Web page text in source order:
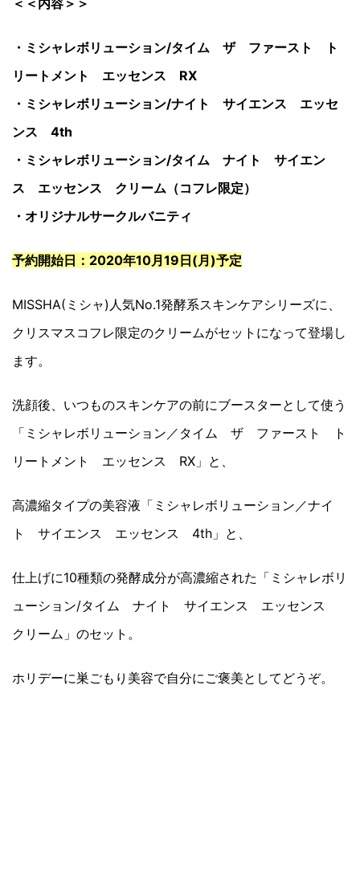
・ミシャレボリューション/タイム ザ ファースト ト
リートメント エッセンス RX
・ミシャレボリューション/ナイト サイエンス エッセ
ンス 4th
・ミシャレボリューション/タイム ナイト サイエン
ス エッセンス クリーム（コフレ限定）
・オリジナルサークルバニティ
予約開始日：2020年10月19日(月)予定
MISSHA(ミシャ)人気No.1発酵系スキンケアシリーズに、
クリスマスコフレ限定のクリームがセットになって登場し
ます。
洗顔後、いつものスキンケアの前にブースターとして使う
「ミシャレボリューション／タイム ザ ファースト ト
リートメント エッセンス RX」と、
高濃縮タイプの美容液「ミシャレボリューション／ナイ
ト サイエンス エッセンス 4th」と、
仕上げに10種類の発酵成分が高濃縮された「ミシャレボリ
ューション/タイム ナイト サイエンス エッセンス
クリーム」のセット。
ホリデーに巣ごもり美容で自分にご褒美としてどうぞ。